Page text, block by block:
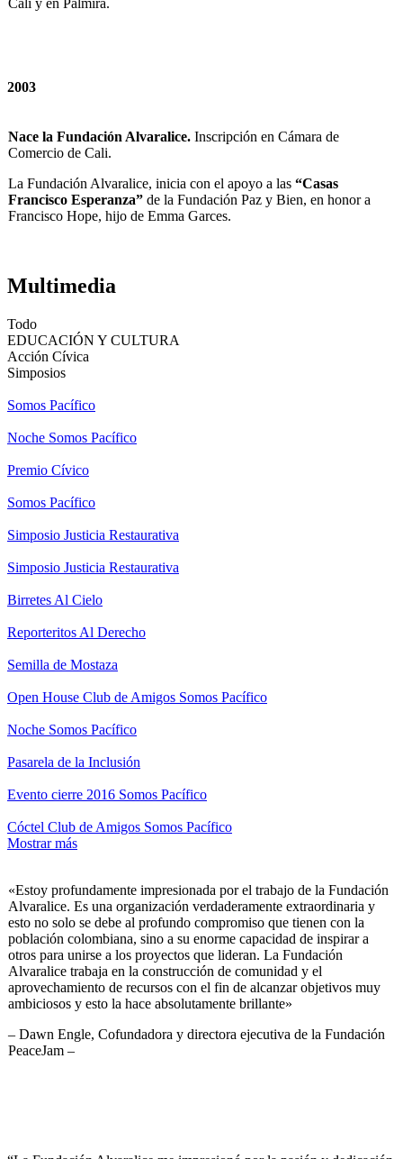
Cali y en Palmira.
2003
Nace la Fundación Alvaralice.Inscripción en Cámara de
Comercio de Cali.
La Fundación Alvaralice, inicia con el apoyo a las “Casas
Francisco Esperanza”de la Fundación Paz y Bien, en honor a
Francisco Hope, hijo de Emma Garces.
Multimedia
Todo
EDUCACIÓN Y CULTURA
Acción Cívica
Simposios
Somos Pacífico
Noche Somos Pacífico
Premio Cívico
Somos Pacífico
Simposio Justicia Restaurativa
Simposio Justicia Restaurativa
Birretes Al Cielo
Reporteritos Al Derecho
Semilla de Mostaza
Open House Club de Amigos Somos Pacífico
Noche Somos Pacífico
Pasarela de la Inclusión
Evento cierre 2016 Somos Pacífico
Cóctel Club de Amigos Somos Pacífico
Mostrar más
«Estoy profundamente impresionada por el trabajo de la Fundación
Alvaralice. Es una organización verdaderamente extraordinaria y
esto no solo se debe al profundo compromiso que tienen con la
población colombiana, sino a su enorme capacidad de inspirar a
otros para unirse a los proyectos que lideran. La Fundación
Alvaralice trabaja en la construcción de comunidad y el
aprovechamiento de recursos con el fin de alcanzar objetivos muy
ambiciosos y esto la hace absolutamente brillante»
– Dawn Engle, Cofundadora y directora ejecutiva de la Fundación
PeaceJam –